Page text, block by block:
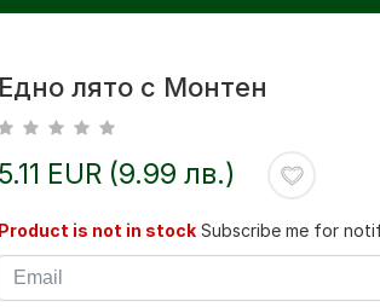
Едно лято с Монтен
5.11 EUR (9.99 лв.)
Product is not in stock Subscribe me for